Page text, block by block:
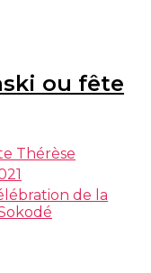
ou fête
Thérèse
de la